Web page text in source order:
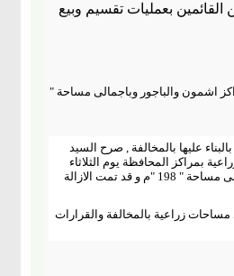
بعمليات تقسيم وبيع
بمراكز اشمون والباجور وباجمالى مساحة "
عليها بالمخالفة , صرح السيد
بمراكز المحافظة يوم الثلاثاء
الموافق 8/ 8 / 2023 يوجد عدد ( 4 ) حالة تعدى على الأرض الزراعية بمراكز اشمون والباجور وباجمالى مساحة " 198 "م و قد تمت الازالة
مساحات زراعية بالمخالفة والقرارات